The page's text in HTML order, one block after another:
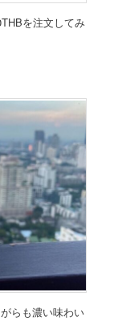
を注文してみ
らも濃い味わい